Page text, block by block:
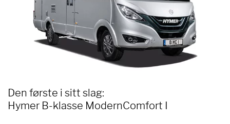
Den første i sitt slag:
Hymer B-klasse ModernComfort I